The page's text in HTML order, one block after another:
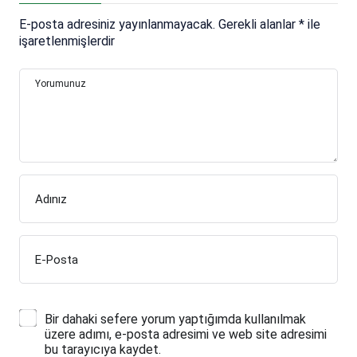
E-posta adresiniz yayınlanmayacak. Gerekli alanlar * ile
işaretlenmişlerdir
Yorumunuz
Adınız
E-Posta
Bir dahaki sefere yorum yaptığımda kullanılmak
üzere adımı, e-posta adresimi ve web site adresimi
bu tarayıcıya kaydet.